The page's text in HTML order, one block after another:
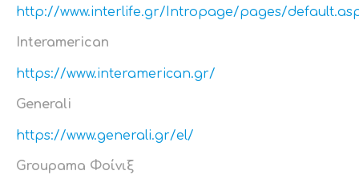
http://www.interlife.gr/Intropage/pages/
Interamerican
https://www.interamerican.gr/
Generali
https://www.generali.gr/el/
Groupama Φοίνιξ